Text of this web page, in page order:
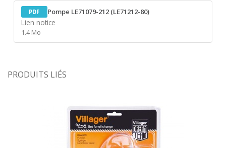
PDF Pompe LE71079-212 (LE71212-80)
Lien notice
1.4 Mo
PRODUITS LIÉS